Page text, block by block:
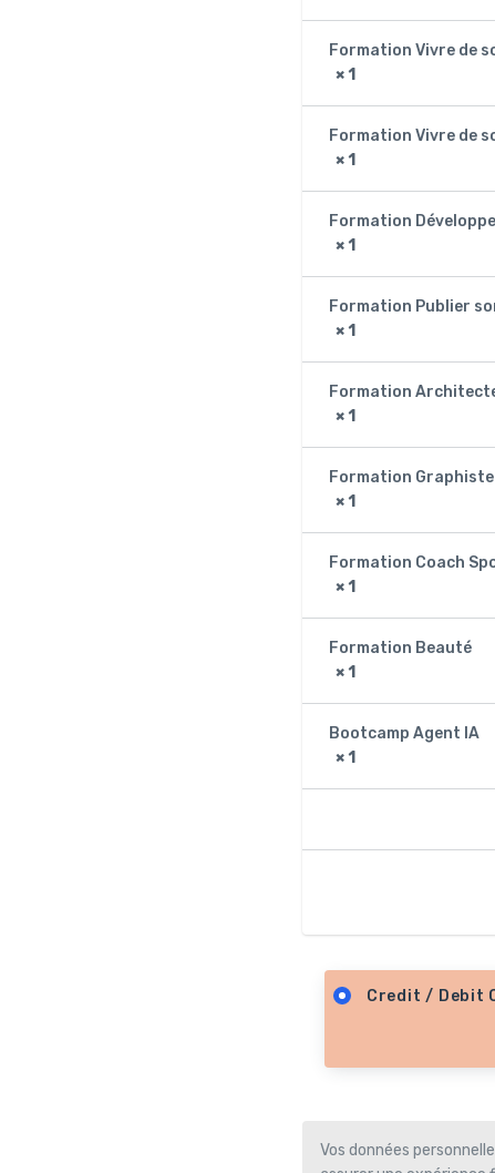
Formation Vivre de
× 1
Formation Vivre de
× 1
Formation
× 1
Formation Publier
× 1
Formation
× 1
Formation Graphiste
× 1
Formation Coach
× 1
Formation Beauté
× 1
Bootcamp Agent IA
× 1
Credit / Debit
Vos données